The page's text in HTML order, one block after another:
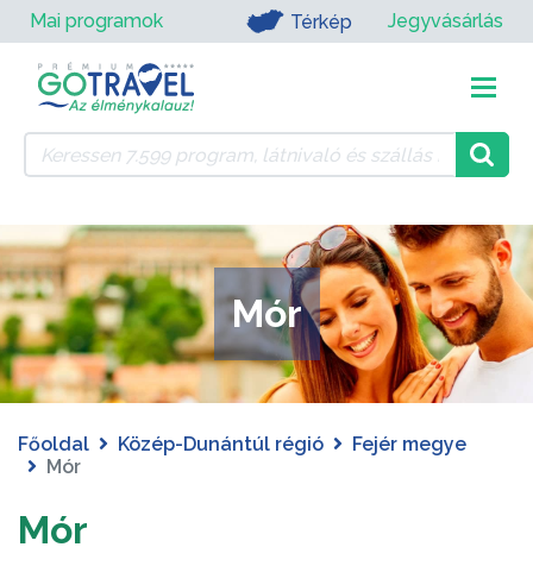
Mai programok Térkép Jegyvásárlás
Mór
Főoldal Közép-Dunántúl régió
Fejér megye
Mór
Mór